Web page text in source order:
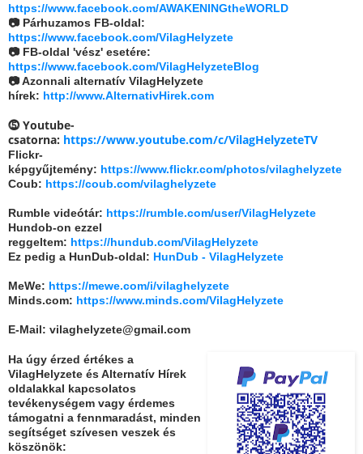
https://www.facebook.com/AWAKENINGtheWORLD
📷 Párhuzamos FB-oldal:
https://www.facebook.com/VilagHelyzete
📷 FB-oldal 'vész' esetére:
https://www.facebook.com/VilagHelyzeteBlog
📷 Azonnali alternatív VilagHelyzete
hírek: http://www.AlternativHirek.com
⓹ Youtube-
csatorna: https://www.youtube.com/c/VilagHelyzeteTV
Flickr-
képgyűjtemény: https://www.flickr.com/photos/vilaghelyzete
Coub: https://coub.com/vilaghelyzete
Rumble videótár: https://rumble.com/user/VilagHelyzete
Hundob-on ezzel
reggeltem: https://hundub.com/VilagHelyzete
Ez pedig a HunDub-oldal: HunDub - VilagHelyzete
MeWe: https://mewe.com/i/vilaghelyzete
Minds.com: https://www.minds.com/VilagHelyzete
E-Mail: vilaghelyzete@gmail.com
Ha úgy érzed értékes a
VilagHelyzete és Alternatív Hírek
oldalakkal kapcsolatos
tevékenységem vagy érdemes
támogatni a fennmaradást, minden
segítséget szívesen veszek és
köszönök: